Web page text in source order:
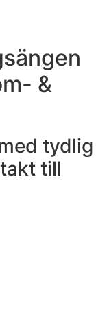
&
tydlig
till